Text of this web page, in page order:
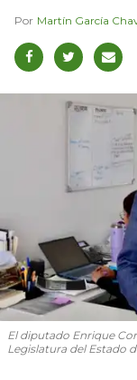
Martín García
El diputado Enrique
Legislatura del Estado